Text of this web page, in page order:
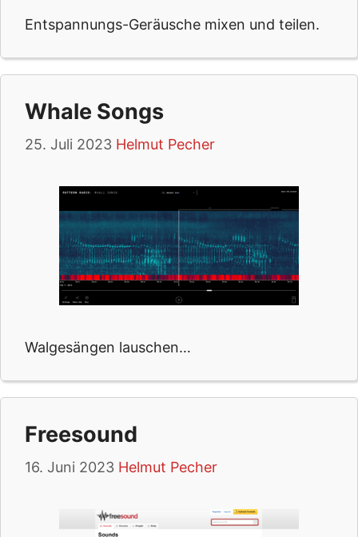
Entspannungs-Geräusche mixen und teilen.
Whale Songs
25. Juli 2023 Helmut Pecher
Walgesängen lauschen…
Freesound
16. Juni 2023 Helmut Pecher